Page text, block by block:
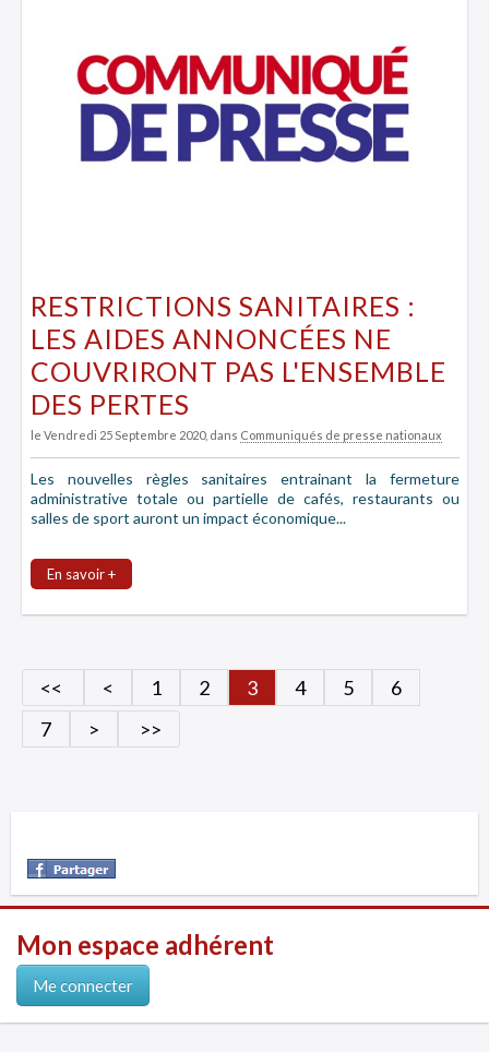
RESTRICTIONS SANITAIRES :
LES AIDES ANNONCÉES NE
COUVRIRONT PAS L'ENSEMBLE
DES PERTES
le Vendredi 25 Septembre 2020, dans Communiqués de presse nationaux
Les nouvelles règles sanitaires entrainant la fermeture
administrative totale ou partielle de cafés, restaurants ou
salles de sport auront un impact économique...
En savoir +
<< < 1 2 3 4 5
6
7
> >>
Mon espace adhérent
Me connecter